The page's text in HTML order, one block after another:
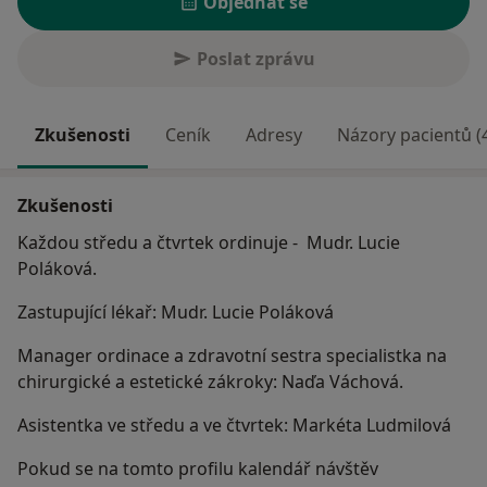
Poslat zprávu
Zkušenosti Ceník Adresy Názory pacientů
Zkušenosti
Každou středu a čtvrtek ordinuje - Mudr. Lucie
Poláková.
Zastupující lékař: Mudr. Lucie Poláková
Manager ordinace a zdravotní sestra specialistka na
chirurgické a estetické zákroky: Naďa Váchová.
Asistentka ve středu a ve čtvrtek: Markéta Ludmilová
Pokud se na tomto profilu kalendář návštěv